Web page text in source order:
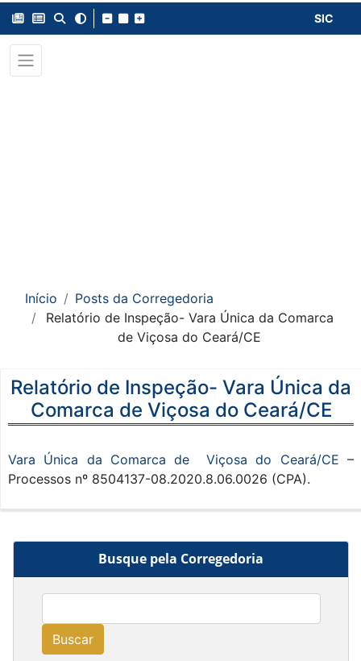
SIC
Início
Posts da Corregedoria
Relatório de Inspeção- Vara Única da Comarca
de Viçosa do Ceará/CE
Busque pela Corregedoria
Buscar
Relatório de Inspeção- Vara Única da
Comarca de Viçosa do Ceará/CE
Vara Única da Comarca de Viçosa do Ceará/CE –
Processos nº 8504137-08.2020.8.06.0026 (CPA).